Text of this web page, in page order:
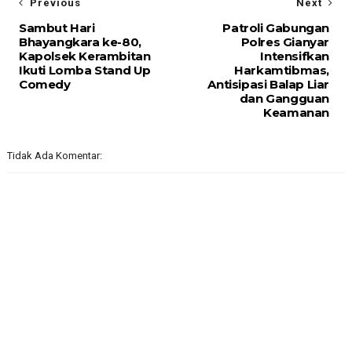
Next
Patroli Gabungan
Polres Gianyar
Intensifkan
Harkamtibmas,
Antisipasi Balap Liar
dan Gangguan
Keamanan
Previous
Sambut Hari
Bhayangkara ke-80,
Kapolsek Kerambitan
Ikuti Lomba Stand Up
Comedy
Tidak Ada Komentar: